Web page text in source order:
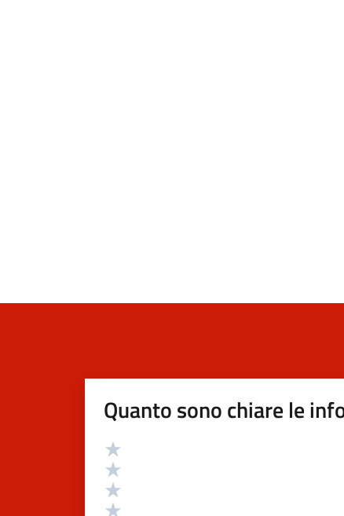
Quanto sono chiare le
Valutazione